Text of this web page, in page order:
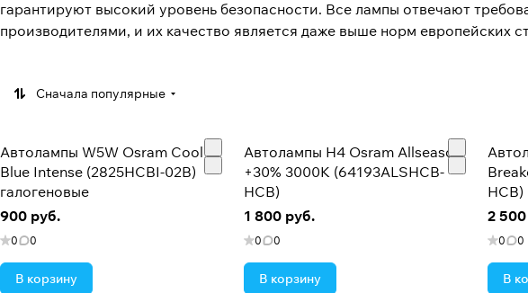
гарантируют высокий уровень безопасности. Все лампы отвечают
производителями, и их качество является даже выше норм европейских
Сначала популярные
Автолампы W5W Osram Cool
Blue Intense (2825HCBI-02B)
галогеновые
900 руб.
0 0
В корзину
Автолампы H4 Osram Allseason
+30% 3000K (64193ALSHCB-
HCB)
1 800 руб.
0 0
В корзину
HCB)
2
0 0
В